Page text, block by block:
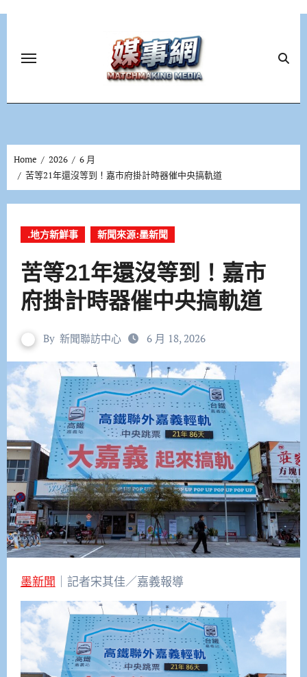
Home 2026
6 月
苦等21年還沒等到！嘉市府掛計時器催中央搞軌道
.地方新鮮事 新聞來源:墨新聞
苦等21年還沒等到！嘉市
府掛計時器催中央搞軌道
By 新聞聯訪中心 6 月 18, 2026
墨新聞 ｜記者宋其佳／嘉義報導